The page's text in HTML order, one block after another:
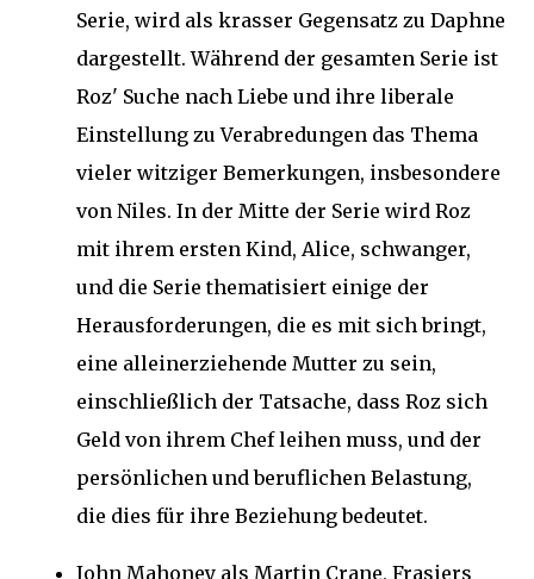
Serie, wird als krasser Gegensatz zu Daphne
dargestellt. Während der gesamten Serie ist
Roz' Suche nach Liebe und ihre liberale
Einstellung zu Verabredungen das Thema
vieler witziger Bemerkungen, insbesondere
von Niles. In der Mitte der Serie wird Roz
mit ihrem ersten Kind, Alice, schwanger,
und die Serie thematisiert einige der
Herausforderungen, die es mit sich bringt,
eine alleinerziehende Mutter zu sein,
einschließlich der Tatsache, dass Roz sich
Geld von ihrem Chef leihen muss, und der
persönlichen und beruflichen Belastung,
die dies für ihre Beziehung bedeutet.
John Mahoney als Martin Crane, Frasiers